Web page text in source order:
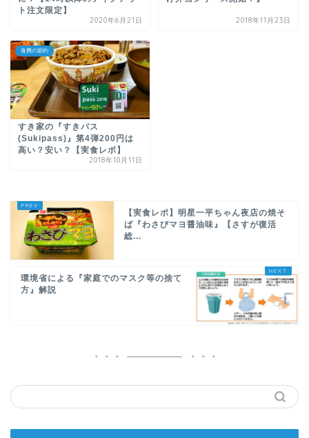
ト注文限定】
2020年6月21日 2018年11月23日
食費の節約
すき家の『すきパス
(Sukipass)』第4弾200円は
高い？安い？【実食レポ】
2018年10月11日
【実食レポ】明星一平ちゃん夜店の焼そ
ば『わさびマヨ醤油味』【さすが復活
総...
環境省による『家庭でのマスク等の捨て
方』解説